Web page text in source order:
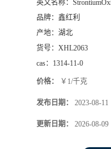
英文名称：
品牌： 鑫红利
产地： 湖北
货号： XHL2063
cas： 1314-11-0
价格： ￥1/千克
发布日期： 2023-08-11
更新日期： 2026-08-09